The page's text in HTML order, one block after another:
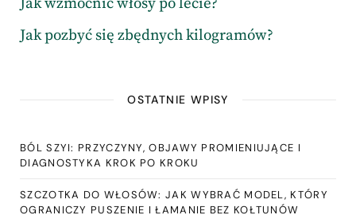
Jak pozbyć się zbędnych kilogramów?
OSTATNIE WPISY
BÓL SZYI: PRZYCZYNY, OBJAWY PROMIENIUJĄCE I
DIAGNOSTYKA KROK PO KROKU
SZCZOTKA DO WŁOSÓW: JAK WYBRAĆ MODEL, KTÓRY
OGRANICZY PUSZENIE I ŁAMANIE BEZ KOŁTUNÓW